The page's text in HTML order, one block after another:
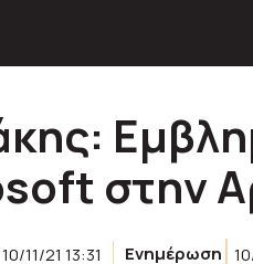
στην
10/11/21 13:31 Ενημέρωση